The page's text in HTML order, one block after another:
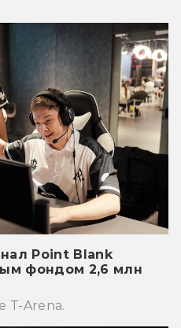
Point Blank
фондом 2,6 млн
T-Arena.